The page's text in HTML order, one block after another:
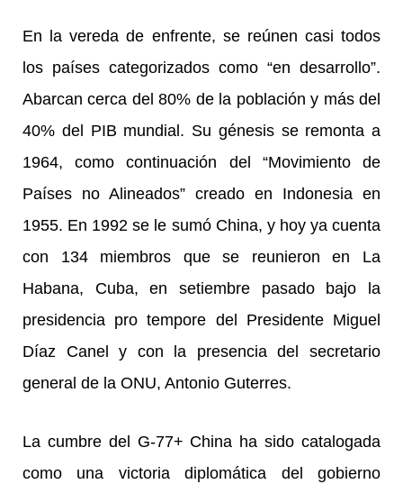
En la vereda de enfrente, se reúnen casi todos
los países categorizados como “en desarrollo”.
Abarcan cerca del 80% de la población y más del
40% del PIB mundial. Su génesis se remonta a
1964, como continuación del “Movimiento de
Países no Alineados” creado en Indonesia en
1955. En 1992 se le sumó China, y hoy ya cuenta
con 134 miembros que se reunieron en La
Habana, Cuba, en setiembre pasado bajo la
presidencia pro tempore del Presidente Miguel
Díaz Canel y con la presencia del secretario
general de la ONU, Antonio Guterres.
La cumbre del G-77+ China ha sido catalogada
como una victoria diplomática del gobierno